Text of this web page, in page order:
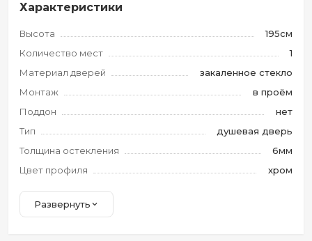
Характеристики
Высота
195см
Количество мест
1
Материал дверей
закаленное стекло
Монтаж
в проём
Поддон
нет
Тип
душевая дверь
Толщина остекления
6мм
Цвет профиля
хром
Развернуть